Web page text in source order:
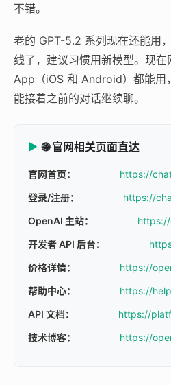
不错。
老的 GPT-5.2 系列现在还能用
线了，建议习惯用新模型。现
App（iOS 和 Android）都能用
能接着之前的对话继续聊。
🌐 官网相关页面直达
官网首页：
https://
登录/注册：
https://
OpenAI 主站：
开发者 API 后台：
价格详情：
https://
帮助中心：
https://
API 文档：
https://
技术博客：
https://